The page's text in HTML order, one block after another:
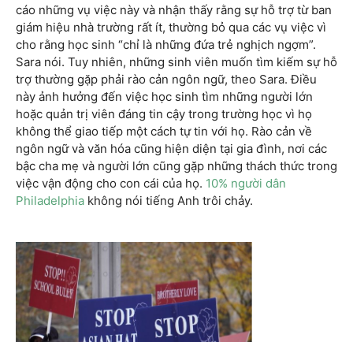
cáo những vụ việc này và nhận thấy rằng sự hỗ trợ từ ban
giám hiệu nhà trường rất ít, thường bỏ qua các vụ việc vì
cho rằng học sinh “chỉ là những đứa trẻ nghịch ngợm”.
Sara nói. Tuy nhiên, những sinh viên muốn tìm kiếm sự hỗ
trợ thường gặp phải rào cản ngôn ngữ, theo Sara. Điều
này ảnh hưởng đến việc học sinh tìm những người lớn
hoặc quản trị viên đáng tin cậy trong trường học vì họ
không thể giao tiếp một cách tự tin với họ. Rào cản về
ngôn ngữ và văn hóa cũng hiện diện tại gia đình, nơi các
bậc cha mẹ và người lớn cũng gặp những thách thức trong
việc vận động cho con cái của họ. 10% người dân
Philadelphia không nói tiếng Anh trôi chảy.